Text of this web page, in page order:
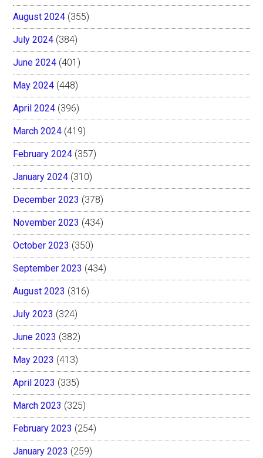
August 2024 (355)
July 2024 (384)
June 2024 (401)
May 2024 (448)
April 2024 (396)
March 2024 (419)
February 2024 (357)
January 2024 (310)
December 2023 (378)
November 2023 (434)
October 2023 (350)
September 2023 (434)
August 2023 (316)
July 2023 (324)
June 2023 (382)
May 2023 (413)
April 2023 (335)
March 2023 (325)
February 2023 (254)
January 2023 (259)